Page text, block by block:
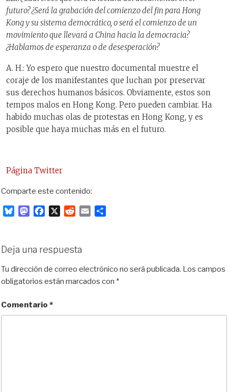
futuro? ¿Será la grabación del comienzo del fin para Hong
Kong y su sistema democrático, o será el comienzo de un
movimiento que llevará a China hacia la democracia?
¿Hablamosde esperanza o de desesperación?
A. H.: Yo espero que nuestro documental muestre el
coraje de los manifestantes que luchan por preservar
sus derechos humanos básicos. Obviamente, estos son
tempos malos en Hong Kong. Pero pueden cambiar. Ha
habido muchas olas de protestas en Hong Kong, y es
posible que haya muchas más en el futuro.
Página Twitter
Comparte este contenido:
s
k
y
M
o
d
o
b
o
o
X
d
i
t
r
t
Deja una respuesta
Tu dirección de correo electrónico no será publicada. Los campos
obligatorios están marcados con *
Comentario *